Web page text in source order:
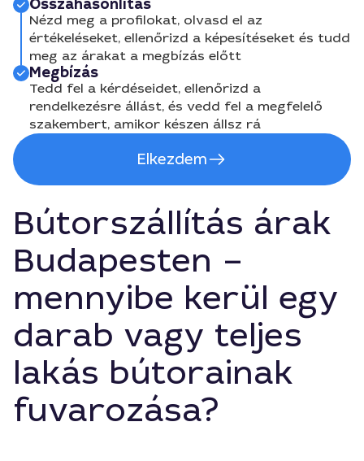
Összahasonlítás
Nézd meg a profilokat, olvasd el az
értékeléseket, ellenőrizd a képesítéseket és tudd
meg az árakat a megbízás előtt
Megbízás
Tedd fel a kérdéseidet, ellenőrizd a
rendelkezésre állást, és vedd fel a megfelelő
szakembert, amikor készen állsz rá
Elkezdem
Bútorszállítás árak
Budapesten –
mennyibe kerül egy
darab vagy teljes
lakás bútorainak
fuvarozása?